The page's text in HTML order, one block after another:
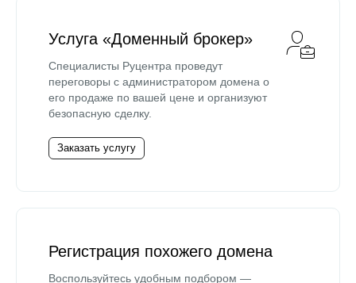
Услуга «Доменный брокер»
Специалисты Руцентра проведут
переговоры с администратором домена о
его продаже по вашей цене и организуют
безопасную сделку.
Заказать услугу
Регистрация похожего домена
Воспользуйтесь удобным подбором —